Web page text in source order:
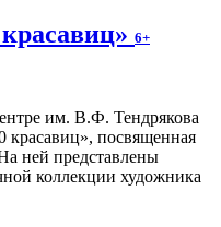
6+
им. В.Ф. Тендрякова
красавиц», посвященная
ней представлены
коллекции художника